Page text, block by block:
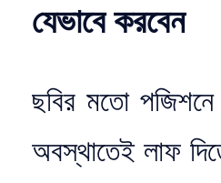
যেভাবে করবেন
ছবির মতো
অবস্থাতেই লাফ